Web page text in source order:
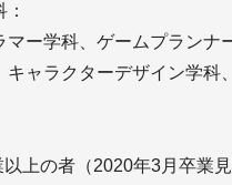
マー学科、ゲームプランナ
キャラクターデザイン学科
上の者（2020年3月卒業